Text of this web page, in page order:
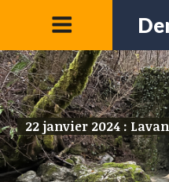
22 janvier 2024 :